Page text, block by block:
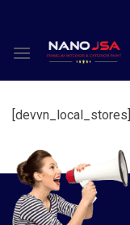
content
[devvn_local_stores]